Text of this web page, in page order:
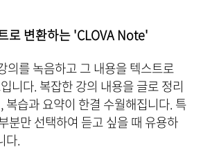
로 변환하는 'CLOVA Note'
를 녹음하고 그 내용을 텍스트로
니다. 복잡한 강의 내용을 글로 정리
복습과 요약이 한결 수월해집니다. 특
분만 선택하여 듣고 싶을 때 유용하
다.